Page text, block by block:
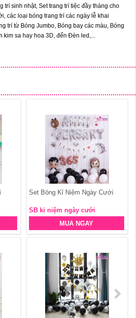
trí sinh nhật, Set trang trí tiệc đầy tháng cho
các loại bóng trang trí các ngày lễ khai
trí từ Bóng Jumbo, Bóng bay các màu, Bóng
kim sa hay hoa 3D, đến Đèn led,...
Set Bóng Kỉ Niệm Ngày Cưới
SB kỉ niệm ngày cưới
MUA NGAY